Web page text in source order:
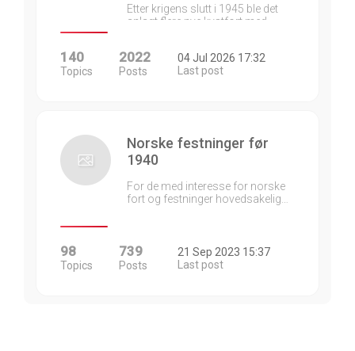
Etter krigens slutt i 1945 ble det
anlagt flere nye kystfort med…
140
Topics
2022
Posts
04 Jul 2026 17:32
Last post
Norske festninger før
1940
For de med interesse for norske
fort og festninger hovedsakelig…
98
Topics
739
Posts
21 Sep 2023 15:37
Last post